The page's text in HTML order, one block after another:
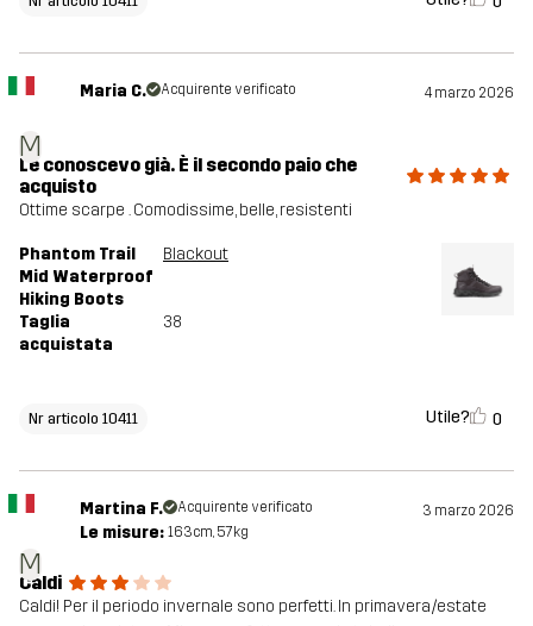
M
Maria C. Acquirente verificato 4 marzo 2026
Le conoscevo già. È il secondo paio che
acquisto
Ottime scarpe . Comodissime, belle, resistenti
Phantom Trail
Mid Waterproof
Hiking Boots
Blackout
Taglia
acquistata
38
Nr articolo 10411 Utile? 0
M
Martina F. Acquirente verificato 3 marzo 2026
Le misure: 163cm, 57kg
Caldi
Caldi! Per il periodo invernale sono perfetti. In primavera/estate